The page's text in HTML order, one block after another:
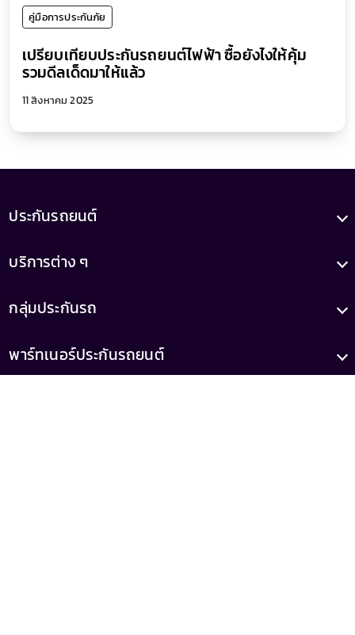
คู่มือการประกันภัย
เปรียบเทียบประกันรถยนต์ไฟฟ้า ซื้อยังไงให้คุ้ม
รวมดีลเด็ดมาให้แล้ว
11 สิงหาคม 2025
ประกันรถยนต์
บริการต่าง ๆ
กลุ่มประกันรถ
พาร์ทเนอร์ประกันรถยนต์